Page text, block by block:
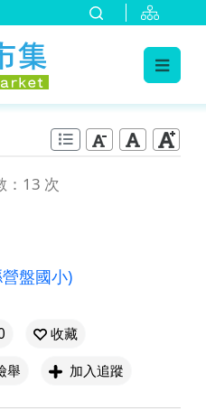
：13 次
盤國小)
收藏
舉 加入追蹤